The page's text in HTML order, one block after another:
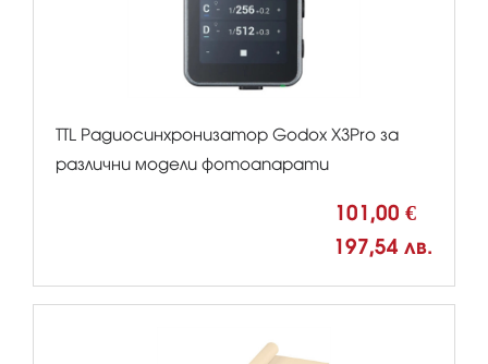
TTL Радиосинхронизатор Godox X3Pro за
различни модели фотоапарати
101,00 €
197,54 лв.